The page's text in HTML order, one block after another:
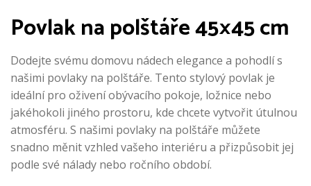
Povlak na polštáře 45×45 cm
Dodejte svému domovu nádech elegance a pohodlí s
našimi povlaky na polštáře. Tento stylový povlak je
ideální pro oživení obývacího pokoje, ložnice nebo
jakéhokoli jiného prostoru, kde chcete vytvořit útulnou
atmosféru. S našimi povlaky na polštáře můžete
snadno měnit vzhled vašeho interiéru a přizpůsobit jej
podle své nálady nebo ročního období.